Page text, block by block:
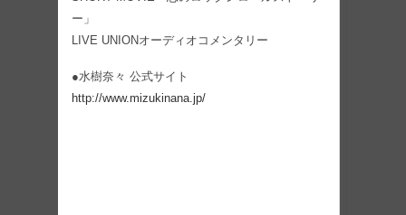
ー」
LIVE UNIONオーディオコメンタリー
●水樹奈々 公式サイト
http://www.mizukinana.jp/